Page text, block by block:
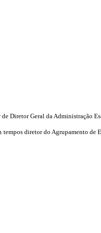
Diretor Geral da Administração
diretor do Agrupamento de